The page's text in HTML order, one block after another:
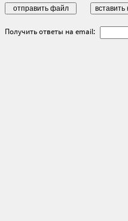
Получить ответы на email: